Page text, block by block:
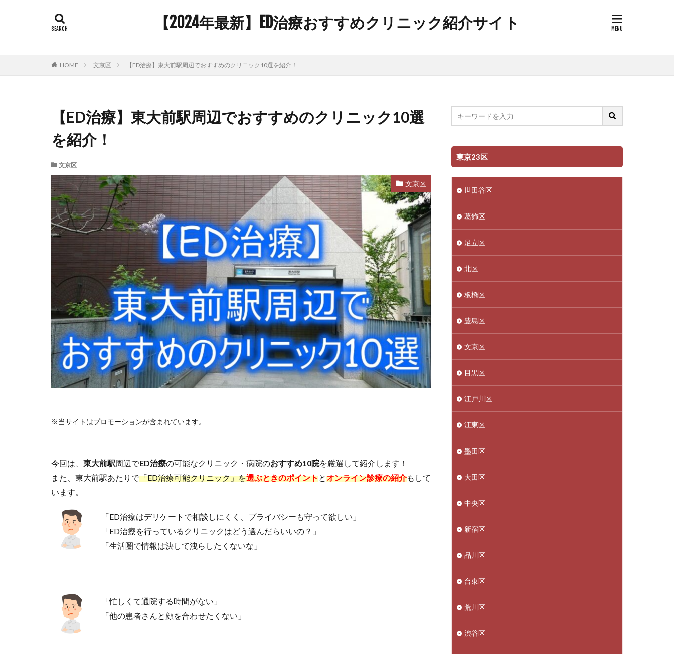
【2024年最新】ED治療おすすめクリニック紹介サイト
HOME 文京区 【ED治療】東大前駅周辺でおすすめのクリニック10選を紹介！
【ED治療】東大前駅周辺でおすすめのクリニック10選
を紹介！
文京区
文京区
※当サイトはプロモーションが含まれています。
今回は、 東大前駅周辺でED治療の可能なクリニック・病院のおすすめ10院を厳選して紹介します！
また、東大前駅あたりで「ED治療可能クリニック」を選ぶときのポイントとオンライン診療の紹介もして
います。
「ED治療はデリケートで相談しにくく、プライバシーも守って欲しい」
「ED治療を行っているクリニックはどう選んだらいいの？」
「生活圏で情報は決して洩らしたくないな」
「忙しくて通院する時間がない」
「他の患者さんと顔を合わせたくない」
東京23区
世田谷区
葛飾区
足立区
北区
板橋区
豊島区
文京区
目黒区
江戸川区
江東区
墨田区
大田区
中央区
新宿区
品川区
台東区
荒川区
渋谷区